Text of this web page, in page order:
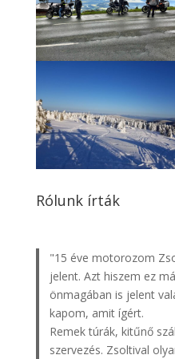
Rólunk írták
"15 éve motorozom
jelent. Azt hiszem ez
önmagában is jelent
kapom, amit ígért.
Remek túrák, kitűnő
szervezés. Zsoltival